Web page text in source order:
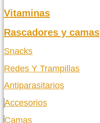
Vitaminas
Rascadores y camas
Snacks
Redes Y Trampillas
Antiparasitarios
Accesorios
Camas